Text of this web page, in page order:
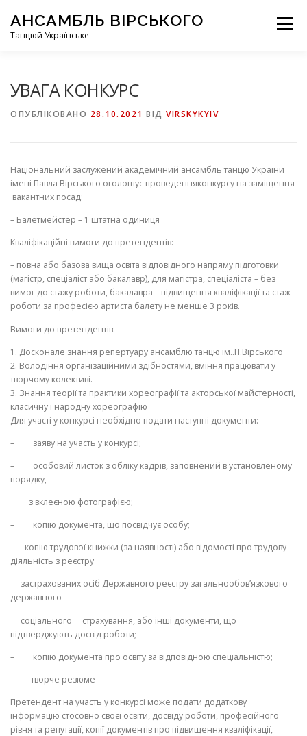
вмісту
АНСАМБЛЬ ВІРСЬКОГО
Танцюй Українське
Меню
УВАГА КОНКУРС
ОПУБЛІКОВАНО 28.10.2021 ВІД VIRSKYKYIV
Національний заслужений академічний ансамбль танцю України
імені Павла Вірського оголошує проведенняконкурсу на заміщення
вакантних посад:
– Балетмейстер – 1 штатна одиниця
Кваліфікаційні вимоги до претендентів:
– повна або базова вища освіта відповідного напряму підготовки
(магістр, спеціаліст або бакалавр), для магістра, спеціаліста – без
вимог до стажу роботи, бакалавра – підвищення кваліфікації та стаж
роботи за професією артиста балету не менше 3 років.
Вимоги до претендентів:
1. Досконале знання репертуару ансамблю танцю ім..П.Вірського
2. Володіння організаційними здібностями, вміння працювати у
творчому колективі.
3. Знання теорії та практики хореографії та акторської майстерності,
класичну і народну хореографію
Для участі у конкурсі необхідно подати наступні документи:
– заяву на участь у конкурсі;
– особовий листок з обліку кадрів, заповнений в установленому
порядку,
з вклеєною фотографією;
– копію документа, що посвідчує особу;
– копію трудової книжки (за наявності) або відомості про трудову
діяльність з реєстру
застрахованих осіб Державного реєстру загальнообов’язкового
державного
соціального страхування, або інші документи, що
підтверджують досвід роботи;
– копію документа про освіту за відповідною спеціальністю;
–
творче резюме
Претендент на участь у конкурсі може подати додаткову
інформацію стосовно своєї освіти, досвіду роботи, професійного
рівня та репутації, копії документів про підвищення кваліфікації,